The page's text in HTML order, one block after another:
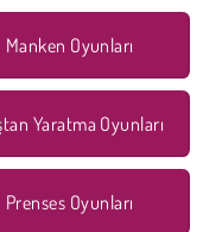
Manken Oyunları
Yaratma Oyunları
Prenses Oyunları